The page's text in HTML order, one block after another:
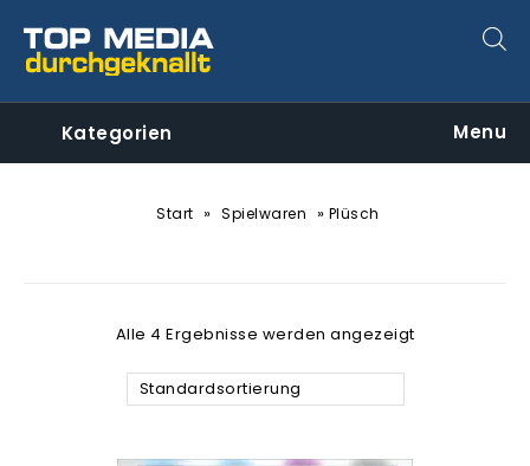
Kategorien Menu
Start » Spielwaren » Plüsch
Alle 4 Ergebnisse werden angezeigt
Standardsortierung